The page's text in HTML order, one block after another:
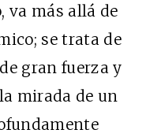
va más allá de
se trata de
gran fuerza y
mirada de un